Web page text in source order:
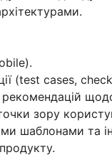
(test cases,
зору
шаблонами та